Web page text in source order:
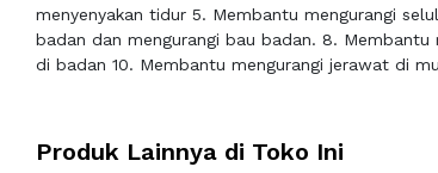
menyenyakan tidur 5. Membantu mengurangi
badan dan mengurangi bau badan. 8.
di badan 10. Membantu mengurangi jerawat di
Produk Lainnya di Toko Ini